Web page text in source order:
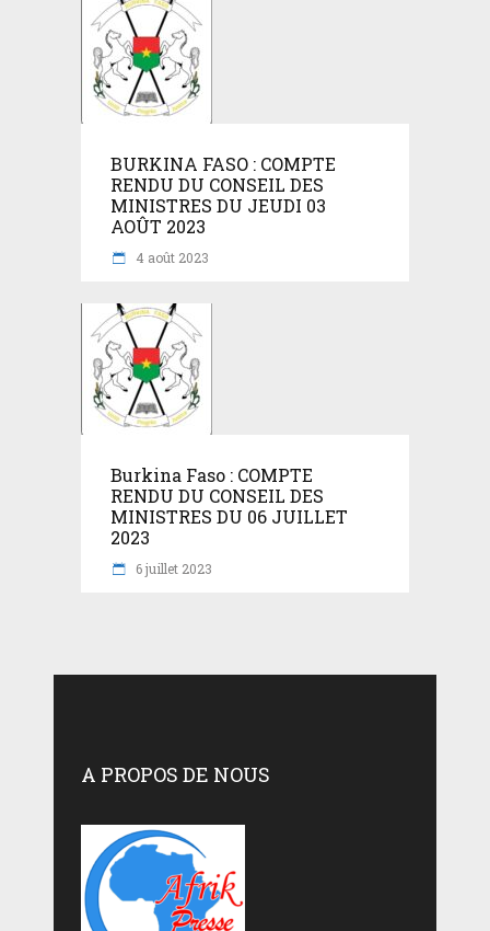
BURKINA FASO : COMPTE
RENDU DU CONSEIL DES
MINISTRES DU JEUDI 03
AOÛT 2023
4 août 2023
Burkina Faso : COMPTE
RENDU DU CONSEIL DES
MINISTRES DU 06 JUILLET
2023
6 juillet 2023
A PROPOS DE NOUS